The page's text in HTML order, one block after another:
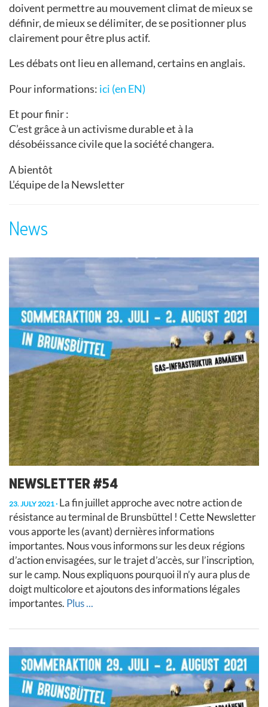
doivent permettre au mouvement climat de mieux se
définir, de mieux se délimiter, de se positionner plus
clairement pour être plus actif.
Les débats ont lieu en allemand, certains en anglais.
Pour informations: ici (en EN)
Et pour finir :
C’est grâce à un activisme durable et à la
désobéissance civile que la société changera.
A bientôt
L’équipe de la Newsletter
News
NEWSLETTER #54
23. JULY 2021 La fin juillet approche avec notre action de
résistance au terminal de Brunsbüttel ! Cette Newsletter
vous apporte les (avant) dernières informations
importantes. Nous vous informons sur les deux régions
d’action envisagées, sur le trajet d’accès, sur l’inscription,
sur le camp. Nous expliquons pourquoi il n’y aura plus de
doigt multicolore et ajoutons des informations légales
importantes. Plus ...